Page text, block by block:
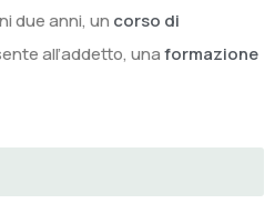
due anni, un corso di
all’addetto, unaformazione